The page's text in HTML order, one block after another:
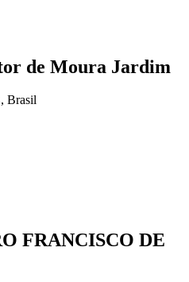
de Moura Jardim
Brasil
FRANCISCO DE